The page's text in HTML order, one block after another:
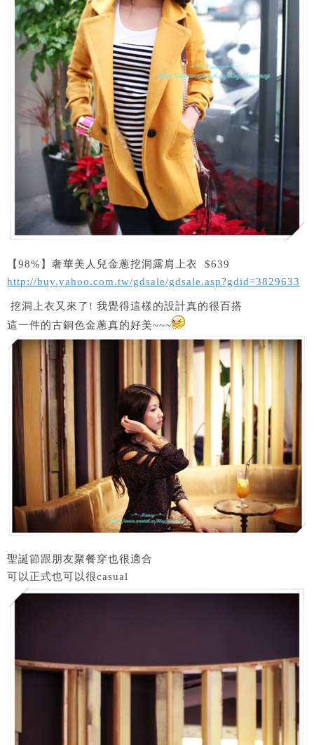
【98%】奢華美人兒金蔥挖洞露肩上衣 $639
http://buy.yahoo.com.tw/gdsale/gdsale.asp?gdid=3829633
挖洞上衣又來了! 我覺得這樣的設計真的很百搭
這一件的古銅色金蔥真的好美~~~
聖誕節跟朋友聚餐穿也很適合
可以正式也可以很casual